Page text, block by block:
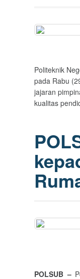
Politeknik
pada Rabu
jajaran
kualitas
POLSUB –